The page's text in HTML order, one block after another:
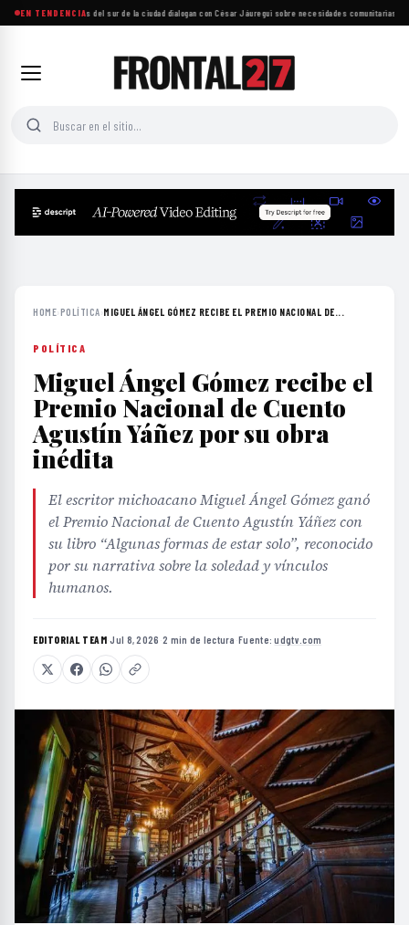
EN TENDENCIA
Más de mil personas del sur de la ciudad dialogan con César Jáuregui sobre necesidades comunitarias·
HOME›POLÍTICA›MIGUEL ÁNGEL GÓMEZ RECIBE EL PREMIO NACIONAL DE...
POLÍTICA
Miguel Ángel Gómez recibe el
Premio Nacional de Cuento
Agustín Yáñez por su obra
inédita
El escritor michoacano Miguel Ángel Gómez ganó
el Premio Nacional de Cuento Agustín Yáñez con
su libro “Algunas formas de estar solo”, reconocido
por su narrativa sobre la soledad y vínculos
humanos.
EDITORIAL TEAM·Jul 8, 2026 ·2 min de lectura ·Fuente:udgtv.com